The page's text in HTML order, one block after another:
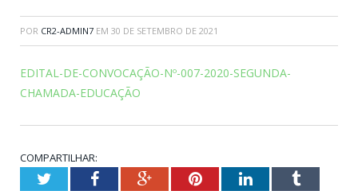
POR CR2-ADMIN7 EM 30 DE SETEMBRO DE 2021
EDITAL-DE-CONVOCAÇÃO-Nº-007-2020-SEGUNDA-
CHAMADA-EDUCAÇÃO
COMPARTILHAR:
TwitterFacebookGoogle+PinterestLinkedInTumblr